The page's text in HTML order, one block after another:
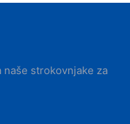
strokovnjake za